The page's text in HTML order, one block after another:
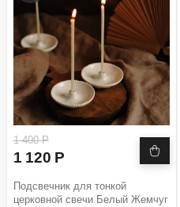
1 400 Р
1 120 Р
Подсвечник для тонкой
церковной свечи Белый Жемчуг